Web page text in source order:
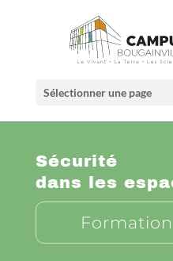
Sélectionner une page
Sécurité
dans les